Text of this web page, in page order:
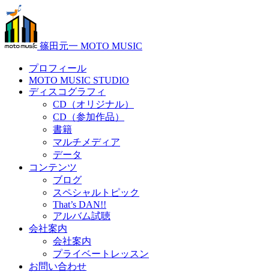
篠田元一 MOTO MUSIC
プロフィール
MOTO MUSIC STUDIO
ディスコグラフィ
CD（オリジナル）
CD（参加作品）
書籍
マルチメディア
データ
コンテンツ
ブログ
スペシャルトピック
That’s DAN!!
アルバム試聴
会社案内
会社案内
プライベートレッスン
お問い合わせ